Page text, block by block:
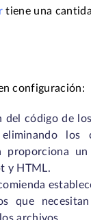
tiene una
configuración:
código de
los
proporciona
y HTML.
que